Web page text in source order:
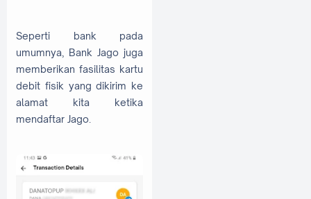
Seperti bank pada
umumnya, Bank Jago juga
memberikan fasilitas kartu
debit fisik yang dikirim ke
alamat kita ketika
mendaftar Jago.